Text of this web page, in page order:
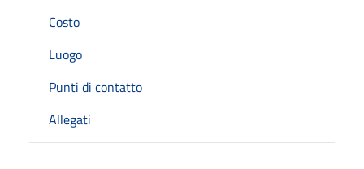
Costo
Luogo
Punti di contatto
Allegati